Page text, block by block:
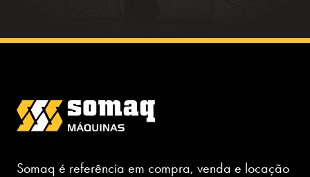
Somaq é referência em compra, venda e locação